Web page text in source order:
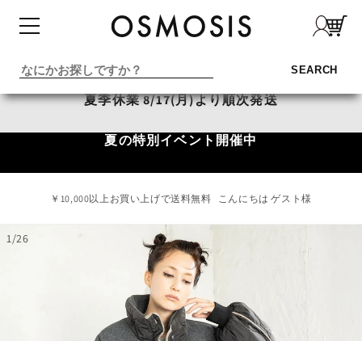
ンツに
進む
SEARCH
夏季休業 8/17(月)より順次発送
夏の特別イベント開催中
￥10,000以上お買い上げで送料無料 こんにちは ゲスト様
1/26